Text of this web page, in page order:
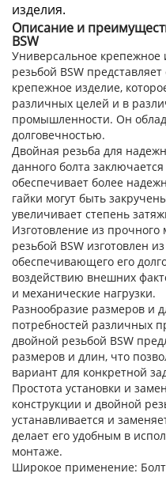
изделия.
Описание и
BSW
Универсальное крепежное
резьбой BSW
крепежное изделие,
различных целей и в
промышленности. Он
долговечностью.
Двойная резьба для
данного болта
обеспечивает более
гайки могут быть
увеличивает степень
Изготовление из прочного
резьбой BSW изготовлен
обеспечивающего его
воздействию внешних
и механические нагрузки.
Разнообразие размеров и
потребностей различных
двойной резьбой BSW
размеров и длин, что
вариант для конкретной
Простота установки и
конструкции и двойной
устанавливается и
делает его удобным в
монтаже.
Широкое применение: